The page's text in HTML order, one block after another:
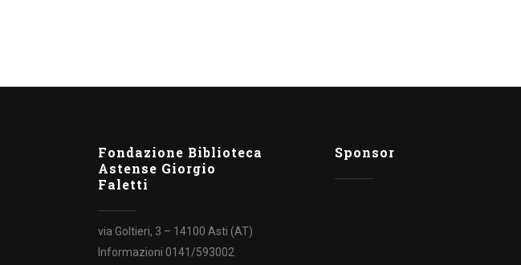
Fondazione Biblioteca
Astense Giorgio
Faletti
via Goltieri, 3 – 14100 Asti (AT)
Informazioni 0141/593002
Sponsor